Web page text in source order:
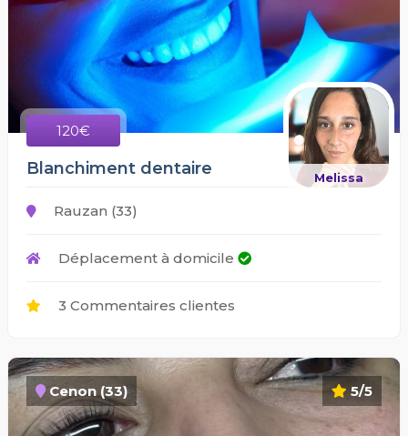
120€
Melissa
Blanchiment dentaire
Rauzan (33)
Déplacement à domicile
3 Commentaires clientes
5/5
Cenon (33)